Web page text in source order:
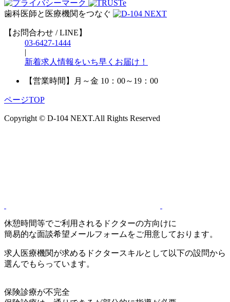
歯科医師と医療機関をつなぐ
【お問合わせ / LINE】
03-6427-1444
|
新着求人情報をいち早くお届け！
【営業時間】 月～金 10：00～19：00
ページTOP
Copyright © D-104 NEXT.All Rights Reserved
休憩時間等でご利用されるドクターの方向けに
簡易的な面談希望メールフォームをご用意しております。
求人医療機関が求めるドクタースキルとして以下の設問から
選んでもらっています。
保険診療が不完全